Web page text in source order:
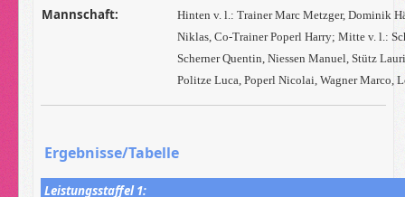
Mannschaft:
Hinten v. l.: Trainer Marc Metzger, Dominik
Niklas, Co-Trainer Poperl Harry; Mitte v. l.:
Scherner Quentin, Niessen Manuel, Stütz
Politze Luca, Poperl Nicolai, Wagner Marco,
Ergebnisse/Tabelle
Leistungsstaffel 1: